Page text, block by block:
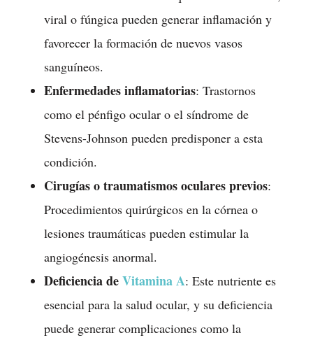
viral o fúngica pueden generar inflamación y
favorecer la formación de nuevos vasos
sanguíneos.
Enfermedades inflamatorias: Trastornos
como el pénfigo ocular o el síndrome de
Stevens-Johnson pueden predisponer a esta
condición.
Cirugías o traumatismos oculares previos:
Procedimientos quirúrgicos en la córnea o
lesiones traumáticas pueden estimular la
angiogénesis anormal.
Deficiencia deVitamina A: Este nutriente es
esencial para la salud ocular, y su deficiencia
puede generar complicaciones como la